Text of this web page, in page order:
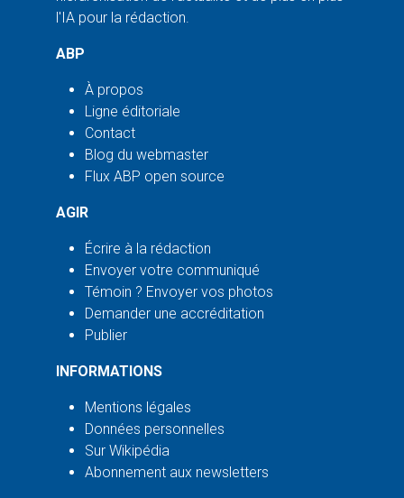
l'IA pour la rédaction.
ABP
À propos
Ligne éditoriale
Contact
Blog du webmaster
Flux ABP open source
AGIR
Écrire à la rédaction
Envoyer votre communiqué
Témoin ? Envoyer vos photos
Demander une accréditation
Publier
INFORMATIONS
Mentions légales
Données personnelles
Sur Wikipédia
Abonnement aux newsletters